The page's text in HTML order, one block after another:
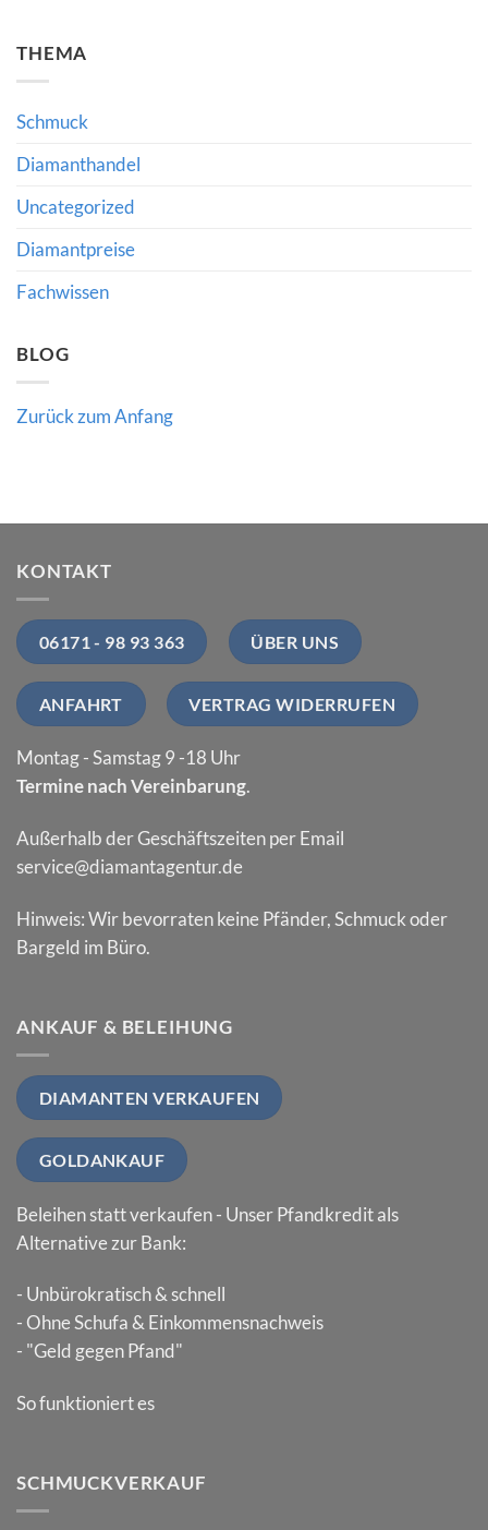
den
internationalen
Strategische
und
Schmuckhandel:
Richlines
Neuausrichtung
Käufer
und
bedeutet
THEMA
Schmuck
Diamanthandel
Uncategorized
Diamantpreise
Fachwissen
BLOG
Zurück zum Anfang
KONTAKT
06171 - 98 93 363 ÜBER UNS
ANFAHRT VERTRAG WIDERRUFEN
Montag - Samstag 9 -18 Uhr
Termine nach Vereinbarung.
Außerhalb der Geschäftszeiten per Email
service@diamantagentur.de
Hinweis: Wir bevorraten keine Pfänder, Schmuck oder
Bargeld im Büro.
ANKAUF & BELEIHUNG
DIAMANTEN VERKAUFEN
GOLDANKAUF
Beleihen statt verkaufen - Unser Pfandkredit als
Alternative zur Bank:
- Unbürokratisch & schnell
- Ohne Schufa & Einkommensnachweis
- "Geld gegen Pfand"
So funktioniert es
SCHMUCKVERKAUF